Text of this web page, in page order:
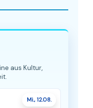
aus Kultur,
Mi., 12.08.